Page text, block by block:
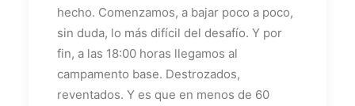
hecho. Comenzamos, a bajar poco a poco,
sin duda, lo más difícil del desafío. Y por
fin, a las 18:00 horas llegamos al
campamento base. Destrozados,
reventados. Y es que en menos de 60